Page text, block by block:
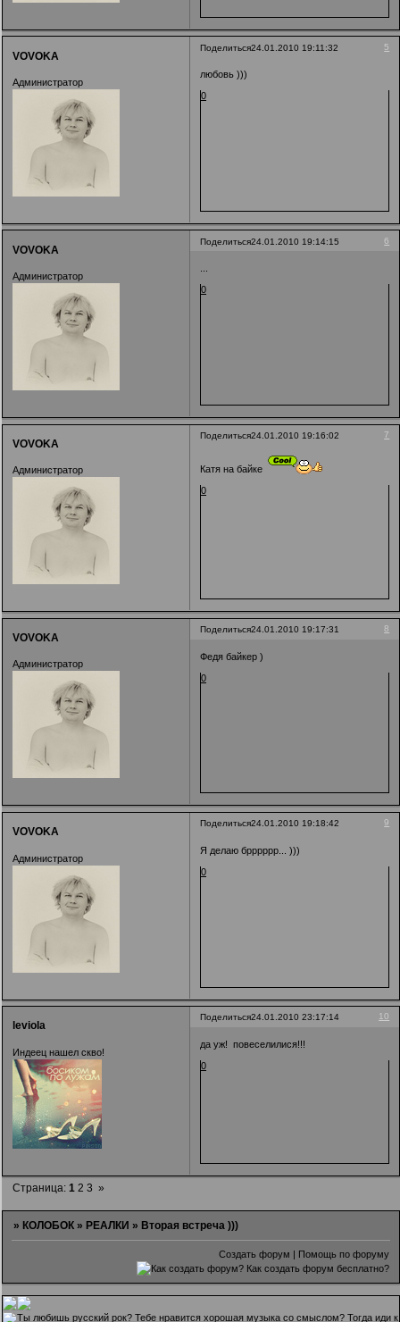
Поделиться 5
24.01.2010 19:11:32
VOVOKA
Администратор
любовь )))
0
Поделиться 6
24.01.2010 19:14:15
VOVOKA
Администратор
...
0
Поделиться 7
24.01.2010 19:16:02
VOVOKA
Администратор
Катя на байке
0
Поделиться 8
24.01.2010 19:17:31
VOVOKA
Администратор
Федя байкер )
0
Поделиться 9
24.01.2010 19:18:42
VOVOKA
Администратор
Я делаю брррррр... )))
0
Поделиться 10
24.01.2010 23:17:14
leviola
Индеец нашел скво!
да уж! повеселилися!!!
0
Страница:1 2 3 »
» КОЛОБОК » РЕАЛКИ » Вторая встреча )))
Создать форум | Помощь по форуму